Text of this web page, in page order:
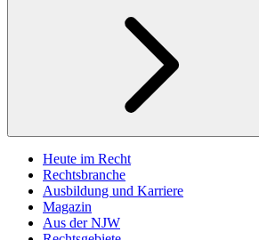
Heute im Recht
Rechtsbranche
Ausbildung und Karriere
Magazin
Aus der NJW